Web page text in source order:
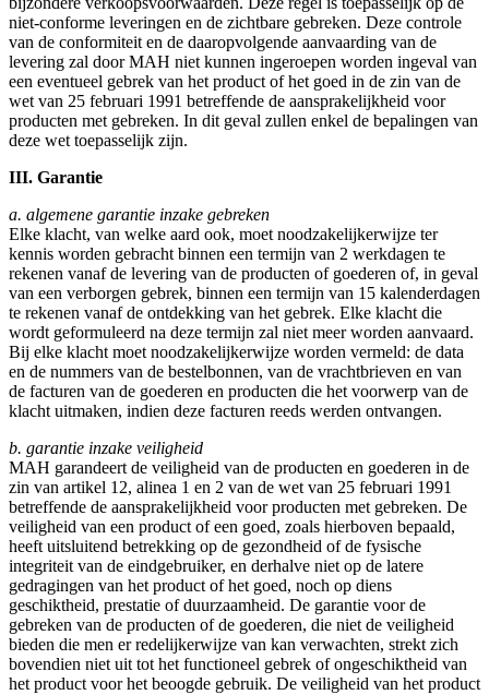
niet-conforme leveringen en de zichtbare gebreken. Deze controle
van de conformiteit en de daaropvolgende aanvaarding van de
levering zal door MAH niet kunnen ingeroepen worden ingeval van
een eventueel gebrek van het product of het goed in de zin van de
wet van 25 februari 1991 betreffende de aansprakelijkheid voor
producten met gebreken. In dit geval zullen enkel de bepalingen van
deze wet toepasselijk zijn.
III. Garantie
a. algemene garantie inzake gebreken
Elke klacht, van welke aard ook, moet noodzakelijkerwijze ter
kennis worden gebracht binnen een termijn van 2 werkdagen te
rekenen vanaf de levering van de producten of goederen of, in geval
van een verborgen gebrek, binnen een termijn van 15 kalenderdagen
te rekenen vanaf de ontdekking van het gebrek. Elke klacht die
wordt geformuleerd na deze termijn zal niet meer worden aanvaard.
Bij elke klacht moet noodzakelijkerwijze worden vermeld: de data
en de nummers van de bestelbonnen, van de vrachtbrieven en van
de facturen van de goederen en producten die het voorwerp van de
klacht uitmaken, indien deze facturen reeds werden ontvangen.
b. garantie inzake veiligheid
MAH garandeert de veiligheid van de producten en goederen in de
zin van artikel 12, alinea 1 en 2 van de wet van 25 februari 1991
betreffende de aansprakelijkheid voor producten met gebreken. De
veiligheid van een product of een goed, zoals hierboven bepaald,
heeft uitsluitend betrekking op de gezondheid of de fysische
integriteit van de eindgebruiker, en derhalve niet op de latere
gedragingen van het product of het goed, noch op diens
geschiktheid, prestatie of duurzaamheid. De garantie voor de
gebreken van de producten of de goederen, die niet de veiligheid
bieden die men er redelijkerwijze van kan verwachten, strekt zich
bovendien niet uit tot het functioneel gebrek of ongeschiktheid van
het product voor het beoogde gebruik. De veiligheid van het product